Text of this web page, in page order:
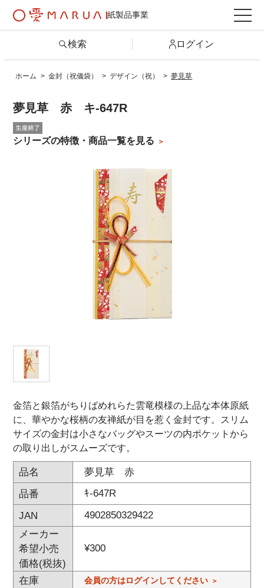
紙製品事業
シリーズから探す
オンラインショップ
お問い合わせ
卸売業・小売業のお客様
マルアイについて
企業情報
検索 ログイン
ホーム > 金封（祝儀袋） > デザイン（祝） > 夢見草
夢見草 赤 キ-647R
シリーズの特徴・商品一覧を見る
金箔と銀箔がちりばめれらた雲竜模様の上品な本体原紙
に、華やかな桜柄の友禅紙が目を惹く金封です。スリム
サイズの金封は小さなバッグやスーツの内ポケットから
の取り出しがスムーズです。
品名
夢見草 赤
品番
ｷ-647R
JAN
4902850329422
メーカー
希望小売
価格(税抜)
¥300
在庫 会員の方はログインしてください